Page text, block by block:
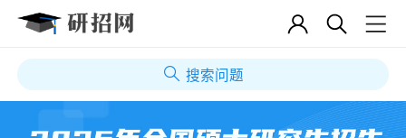
搜索问题